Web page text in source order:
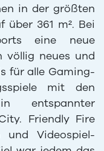
in der größten
über 361 m². Bei
eine neue
völlig neues und
für alle Gaming-
mit den
entspannter
Friendly Fire
und Videospiel-